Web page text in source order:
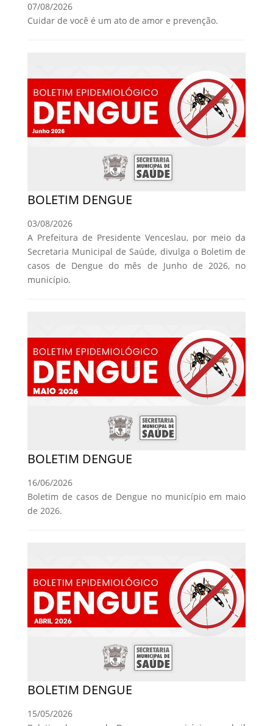
07/08/2026
Cuidar de você é um ato de amor e prevenção.
BOLETIM DENGUE
03/08/2026
A Prefeitura de Presidente Venceslau, por meio da
Secretaria Municipal de Saúde, divulga o Boletim de
casos de Dengue do mês de Junho de 2026, no
município.
BOLETIM DENGUE
16/06/2026
Boletim de casos de Dengue no município em maio
de 2026.
BOLETIM DENGUE
15/05/2026